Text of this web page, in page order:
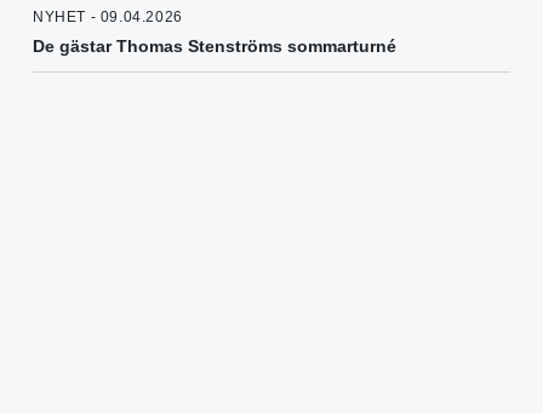
NYHET - 09.04.2026
De gästar Thomas Stenströms sommarturné